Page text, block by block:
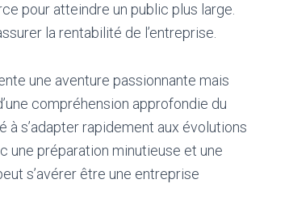
pour atteindre un public plus large.
la rentabilité de l’entreprise.
une aventure passionnante mais
compréhension approfondie du
à s’adapter rapidement aux évolutions
une préparation minutieuse et une
s’avérer être une entreprise